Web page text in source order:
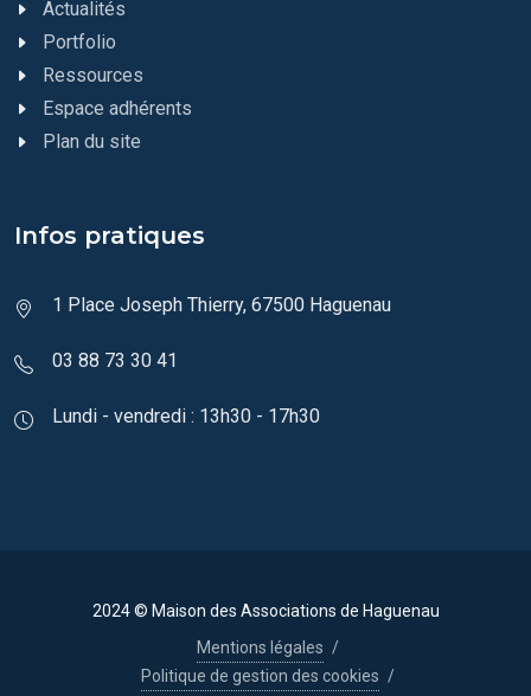
Actualités
Portfolio
Ressources
Espace adhérents
Plan du site
Infos pratiques
1 Place Joseph Thierry, 67500 Haguenau
03 88 73 30 41
Lundi - vendredi : 13h30 - 17h30
2024 © Maison des Associations de Haguenau
Mentions légales /
Politique de gestion des cookies /